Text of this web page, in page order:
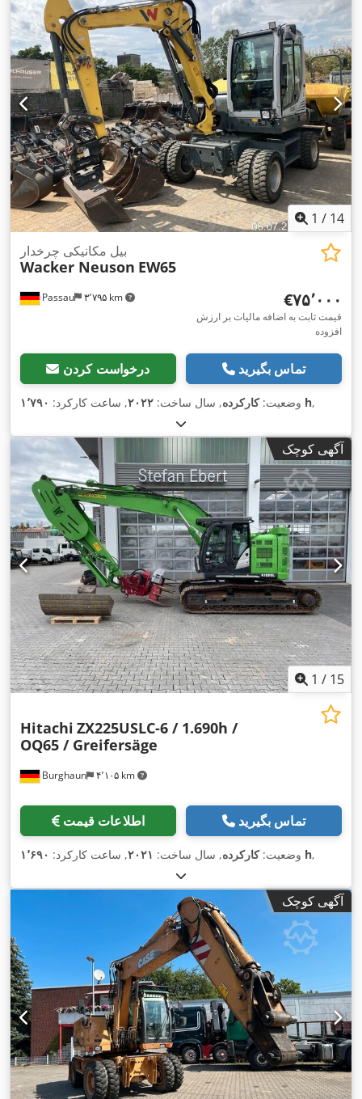
1 / 14
Passau ۳٬۷۹۵ km
بیل مکانیکی چرخدار
Wacker Neuson EW65
‎€۷۵٬۰۰۰
قیمت ثابت به اضافه مالیات بر ارزش
افزوده
درخواست کردن تماس بگیرید
وضعیت:کارکرده, سال ساخت: ۲۰۲۲, ساعت کارکرد: ۱٬۷۹۰ h,
آگهی کوچک
1 / 15
Burghaun ۴٬۱۰۵ km
Hitachi ZX225USLC-6 / 1.690h /
OQ65 / Greifersäge
اطلاعات قیمت تماس بگیرید
وضعیت:کارکرده, سال ساخت: ۲۰۲۱, ساعت کارکرد: ۱٬۶۹۰ h,
آگهی کوچک